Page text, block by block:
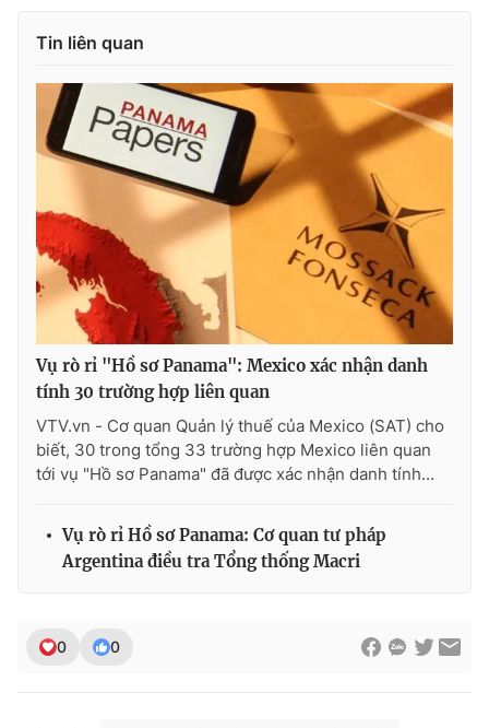
Sản phẩm
Thị trường
Tư vấn
Lịch phát sóng
Chuyên mục khác
Emagazine Podcast
Photo Infographic
Shorts video
VTV Money VTV Thể thao
VTV Sức khoẻ Bất động sản
Thị trường 24h Tấm lòng Việt
VTV9
Tin liên quan
Vụ rò rỉ "Hồ sơ Panama": Mexico xác nhận danh
tính 30 trường hợp liên quan
VTV.vn - Cơ quan Quản lý thuế của Mexico (SAT) cho
biết, 30 trong tổng 33 trường hợp Mexico liên quan
tới vụ "Hồ sơ Panama" đã được xác nhận danh tính...
Vụ rò rỉ Hồ sơ Panama: Cơ quan tư pháp
Argentina điều tra Tổng thống Macri
0 0